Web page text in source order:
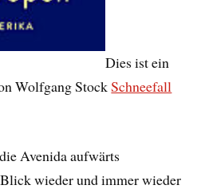
Dies ist ein
Wolfgang StockSchneefall
Avenida aufwärts
wieder und immer wieder